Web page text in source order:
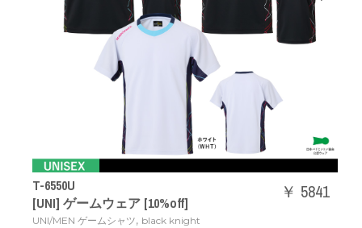
T-6550U
[UNI] ゲームウェア [10%off]
UNI/MEN ゲームシャツ, black knight
￥ 5841